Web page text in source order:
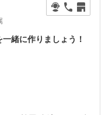
緒に作りましょう！